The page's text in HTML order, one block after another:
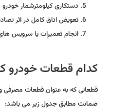
دستکاری کیلومترشمار خودرو
تعویض اتاق کامل در اثر
انجام تعمیرات یا سرویس
کدام قطعات
قطعاتی که به عنوان قطعات مصرفی
ضمانت مطابق جدول زیر می باشد: